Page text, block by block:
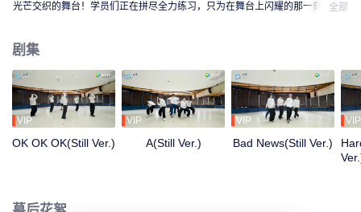
光芒交织的舞台！学员们正在拼尽全力练习，只为在舞台上闪耀的那一刻。从
全部
剧集
VIP
OK OK OK(Still Ver.)
VIP
A(Still Ver.)
VIP
Bad News(Still Ver.)
VIP